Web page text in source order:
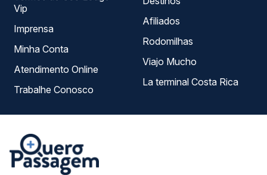
Vip
Imprensa
Minha Conta
Atendimento Online
Trabalhe Conosco
Afiliados
Rodomilhas
Viajo Mucho
La terminal Costa Rica